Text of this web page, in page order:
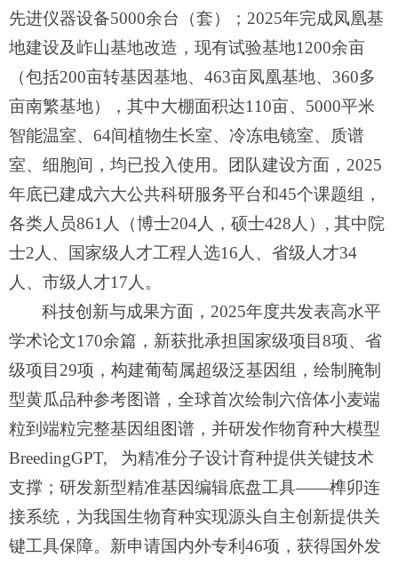
先进仪器设备5000余台（套）； 2025年完成凤凰基
地建设及岞山基地改造，现有试验基地1200余亩
（包括200亩转基因基地、 463亩凤凰基地、 360多
亩南繁基地），其中大棚面积达110亩、 5000平米
智能温室、 64间植物生长室、冷冻电镜室、质谱
室、细胞间，均已投入使用。团队建设方面， 2025
年底已建成六大公共科研服务平台和45个课题组，
各类人员861人（博士204人，硕士428人） , 其中院
士2人、国家级人才工程人选16人、省级人才34
人、市级人才17人。
科技创新与成果方面， 2025年度共发表高水平
学术论文170余篇，新获批承担国家级项目 8项、省
级项目 29项，构建葡萄属超级泛基因组，绘制腌制
型黄瓜品种参考图谱，全球首次绘制六倍体小麦端
粒到端粒完整基因组图谱，并研发作物育种大模型
BreedingGPT, 为精准分子设计育种提供关键技术
支撑；研发新型精准基因编辑底盘工具——榫卯连
接系统，为我国生物育种实现源头自主创新提供关
键工具保障。新申请国内外专利 46项，获得国外发